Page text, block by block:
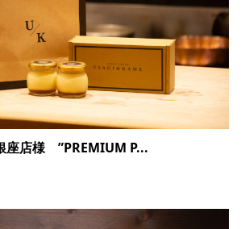
座店様 ”PREMIUM P...